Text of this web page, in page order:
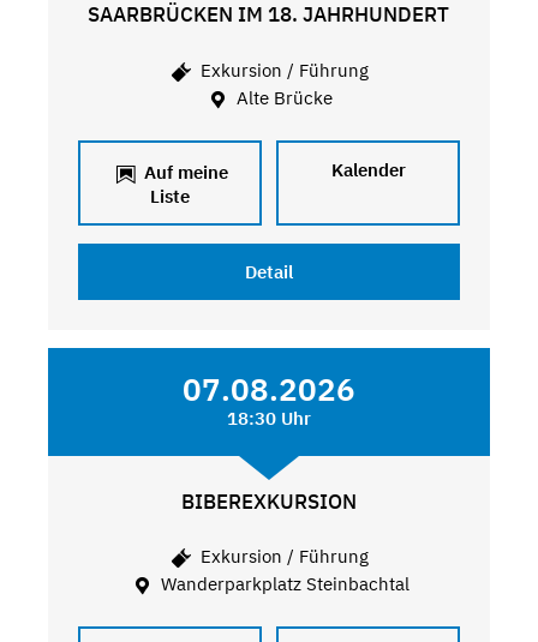
SAARBRÜCKEN IM 18. JAHRHUNDERT
Exkursion / Führung
Alte Brücke
Auf meine
Liste
Kalender
Detail
07.08.2026
18:30 Uhr
BIBEREXKURSION
Exkursion / Führung
Wanderparkplatz Steinbachtal